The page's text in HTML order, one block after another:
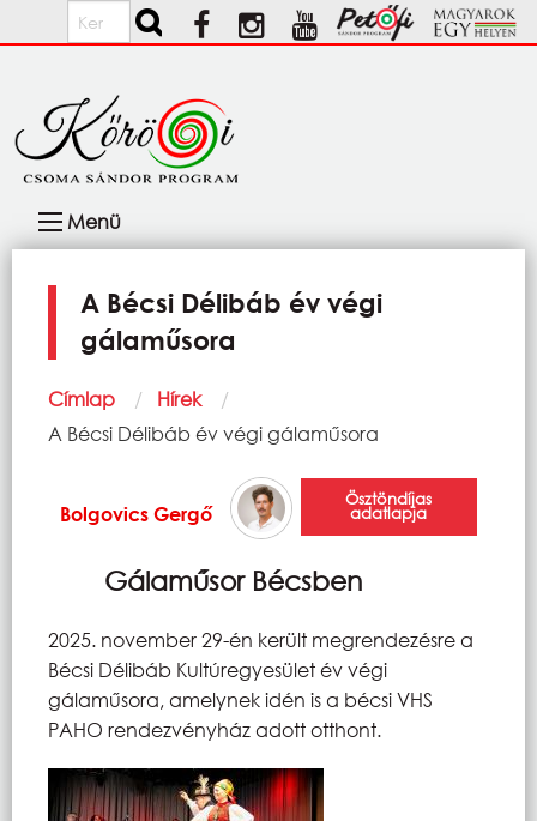
Ugrás a tartalomra
Keresés
navigáció
Menü
A Bécsi Délibáb év végi
gálaműsora
Morzsa
Címlap
Hírek
Current:
A Bécsi Délibáb év végi gálaműsora
Bolgovics Gergő
Ösztöndíjas
adatlapja
Gálaműsor Bécsben
2025. november 29-én került megrendezésre a
Bécsi Délibáb Kultúregyesület év végi
gálaműsora, amelynek idén is a bécsi VHS
PAHO rendezvényház adott otthont.